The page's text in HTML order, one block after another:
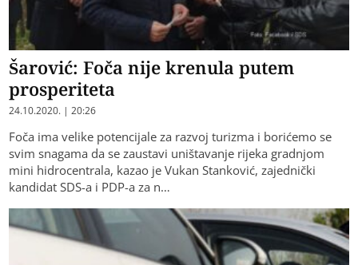
Šarović: Foča nije krenula putem
prosperiteta
24.10.2020. | 20:26
Foča ima velike potencijale za razvoj turizma i borićemo se
svim snagama da se zaustavi uništavanje rijeka gradnjom
mini hidrocentrala, kazao je Vukan Stanković, zajednički
kandidat SDS-a i PDP-a za n…